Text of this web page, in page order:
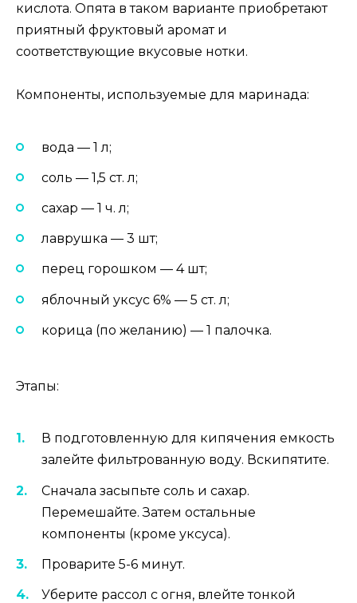
кислота. Опята в таком варианте приобретают
приятный фруктовый аромат и
соответствующие вкусовые нотки.
Компоненты, используемые для маринада:
вода — 1 л;
соль — 1,5 ст. л;
сахар — 1 ч. л;
лаврушка — 3 шт;
перец горошком — 4 шт;
яблочный уксус 6% — 5 ст. л;
корица (по желанию) — 1 палочка.
Этапы:
В подготовленную для кипячения емкость
залейте фильтрованную воду. Вскипятите.
Сначала засыпьте соль и сахар.
Перемешайте. Затем остальные
компоненты (кроме уксуса).
Проварите 5-6 минут.
Уберите рассол с огня, влейте тонкой